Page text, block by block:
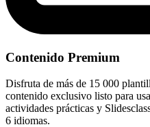
Contenido Premium
Disfruta de más de 15 000
contenido exclusivo listo para
actividades prácticas y
6 idiomas.